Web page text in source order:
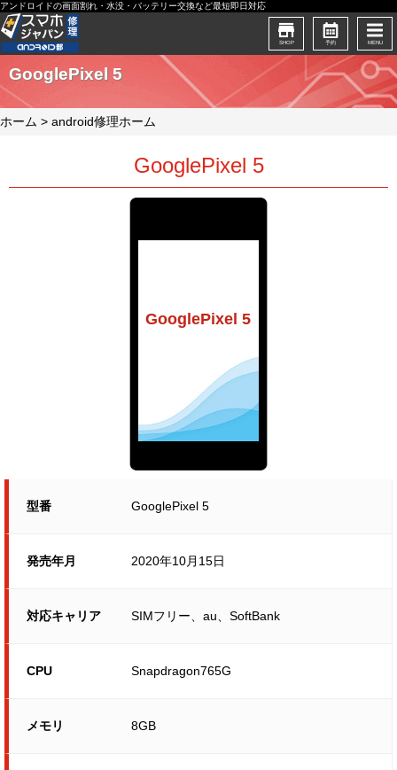
アンドロイドの画面割れ・水没・バッテリー交換など最短即日対応
SHOP 予約 MENU
GooglePixel 5
ホーム > android修理ホーム
GooglePixel 5
GooglePixel 5
型番 GooglePixel 5
発売年月 2020年10月15日
対応キャリア SIMフリー、au、SoftBank
CPU Snapdragon765G
メモリ 8GB